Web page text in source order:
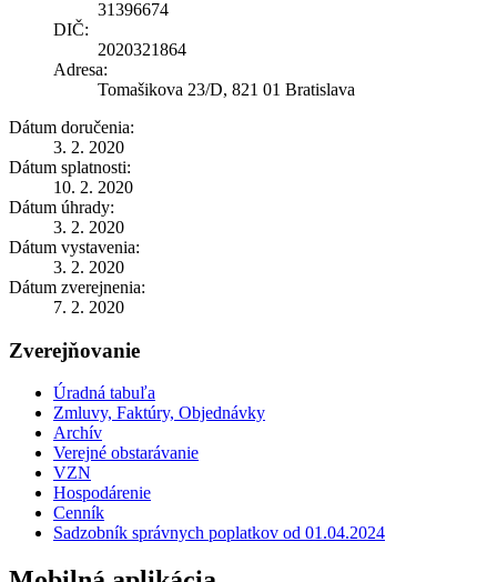
31396674
DIČ:
2020321864
Adresa:
Tomašikova 23/D, 821 01 Bratislava
Dátum doručenia:
3. 2. 2020
Dátum splatnosti:
10. 2. 2020
Dátum úhrady:
3. 2. 2020
Dátum vystavenia:
3. 2. 2020
Dátum zverejnenia:
7. 2. 2020
Zverejňovanie
Úradná tabuľa
Zmluvy, Faktúry, Objednávky
Archív
Verejné obstarávanie
VZN
Hospodárenie
Cenník
Sadzobník správnych poplatkov od 01.04.2024